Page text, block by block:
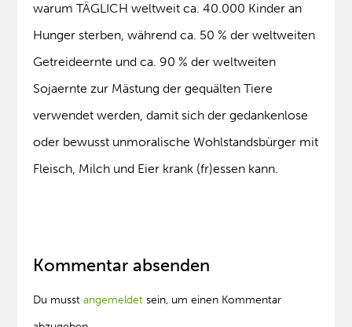
warum TÄGLICH weltweit ca. 40.000 Kinder an
Hunger sterben, während ca. 50 % der weltweiten
Getreideernte und ca. 90 % der weltweiten
Sojaernte zur Mästung der gequälten Tiere
verwendet werden, damit sich der gedankenlose
oder bewusst unmoralische Wohlstandsbürger mit
Fleisch, Milch und Eier krank (fr)essen kann.
Kommentar absenden
Du musstangemeldet sein, um einen Kommentar